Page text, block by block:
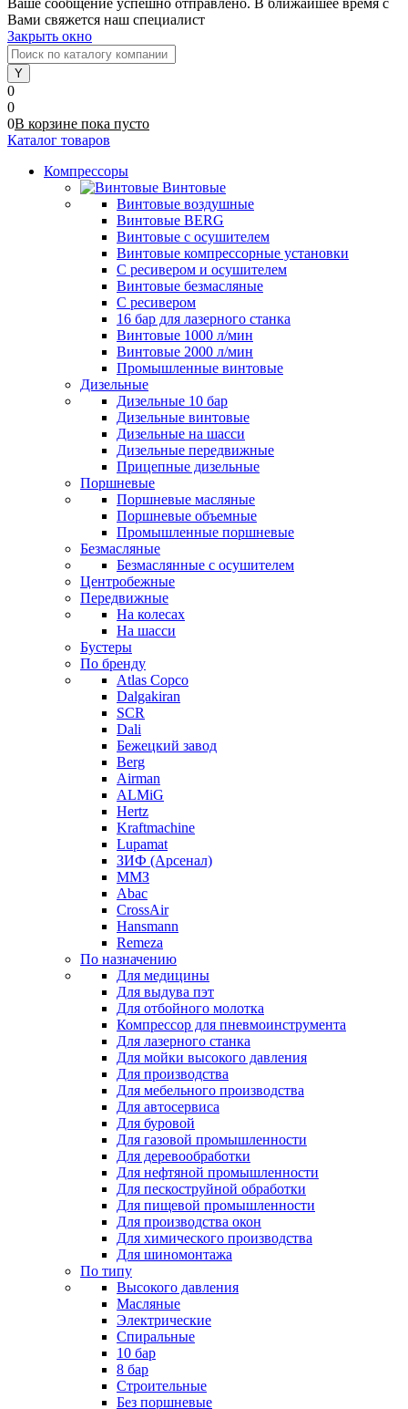
Ваше сообщение успешно отправлено. В ближайшее время с
Вами свяжется наш специалист
Закрыть окно
0
0
0В корзине пока пусто
Каталог товаров
Компрессоры
Винтовые
Винтовые воздушные
Винтовые BERG
Винтовые с осушителем
Винтовые компрессорные установки
C ресивером и осушителем
Винтовые безмасляные
C ресивером
16 бар для лазерного станка
Винтовые 1000 л/мин
Винтовые 2000 л/мин
Промышленные винтовые
Дизельные
Дизельные 10 бар
Дизельные винтовые
Дизельные на шасси
Дизельные передвижные
Прицепные дизельные
Поршневые
Поршневые масляные
Поршневые объемные
Промышленные поршневые
Безмасляные
Безмаслянные с осушителем
Центробежные
Передвижные
На колесах
На шасси
Бустеры
По бренду
Atlas Copco
Dalgakiran
SCR
Dali
Бежецкий завод
Berg
Airman
ALMiG
Hertz
Kraftmachine
Lupamat
ЗИФ (Арсенал)
ММЗ
Abac
CrossAir
Hansmann
Remeza
По назначению
Для медицины
Для выдува пэт
Для отбойного молотка
Компрессор для пневмоинструмента
Для лазерного станка
Для мойки высокого давления
Для производства
Для мебельного производства
Для автосервиса
Для буровой
Для газовой промышленности
Для деревообработки
Для нефтяной промышленности
Для пескоструйной обработки
Для пищевой промышленности
Для производства окон
Для химического производства
Для шиномонтажа
По типу
Высокого давления
Масляные
Электрические
Спиральные
10 бар
8 бар
Cтроительные
Без поршневые